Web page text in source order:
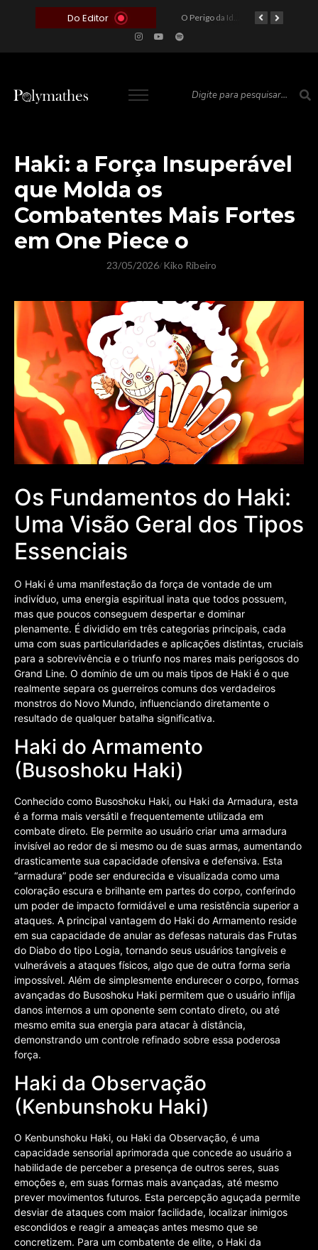
Do Editor O Perigo da Ideologia Desenfreada na Justiça: Quando a Pauta Política Substitui a Pena Criminal O Preço de um Escândalo: A Discrepância Entre o “Filme de Bolsonaro” e a Realidade do Cinema Mundial
Haki: a Força Insuperável
que Molda os
Combatentes Mais Fortes
em One Piece o
23/05/2026/ Kiko Ribeiro
Os Fundamentos do Haki:
Uma Visão Geral dos Tipos
Essenciais
O Haki é uma manifestação da força de vontade de um
indivíduo, uma energia espiritual inata que todos possuem,
mas que poucos conseguem despertar e dominar
plenamente. É dividido em três categorias principais, cada
uma com suas particularidades e aplicações distintas, cruciais
para a sobrevivência e o triunfo nos mares mais perigosos do
Grand Line. O domínio de um ou mais tipos de Haki é o que
realmente separa os guerreiros comuns dos verdadeiros
monstros do Novo Mundo, influenciando diretamente o
resultado de qualquer batalha significativa.
Haki do Armamento
(Busoshoku Haki)
Conhecido como Busoshoku Haki, ou Haki da Armadura, esta
é a forma mais versátil e frequentemente utilizada em
combate direto. Ele permite ao usuário criar uma armadura
invisível ao redor de si mesmo ou de suas armas, aumentando
drasticamente sua capacidade ofensiva e defensiva. Esta
“armadura” pode ser endurecida e visualizada como uma
coloração escura e brilhante em partes do corpo, conferindo
um poder de impacto formidável e uma resistência superior a
ataques. A principal vantagem do Haki do Armamento reside
em sua capacidade de anular as defesas naturais das Frutas
do Diabo do tipo Logia, tornando seus usuários tangíveis e
vulneráveis a ataques físicos, algo que de outra forma seria
impossível. Além de simplesmente endurecer o corpo, formas
avançadas do Busoshoku Haki permitem que o usuário inflija
danos internos a um oponente sem contato direto, ou até
mesmo emita sua energia para atacar à distância,
demonstrando um controle refinado sobre essa poderosa
força.
Haki da Observação
(Kenbunshoku Haki)
O Kenbunshoku Haki, ou Haki da Observação, é uma
capacidade sensorial aprimorada que concede ao usuário a
habilidade de perceber a presença de outros seres, suas
emoções e, em suas formas mais avançadas, até mesmo
prever movimentos futuros. Esta percepção aguçada permite
desviar de ataques com maior facilidade, localizar inimigos
escondidos e reagir a ameaças antes mesmo que se
concretizem. Para um combatente de elite, o Haki da